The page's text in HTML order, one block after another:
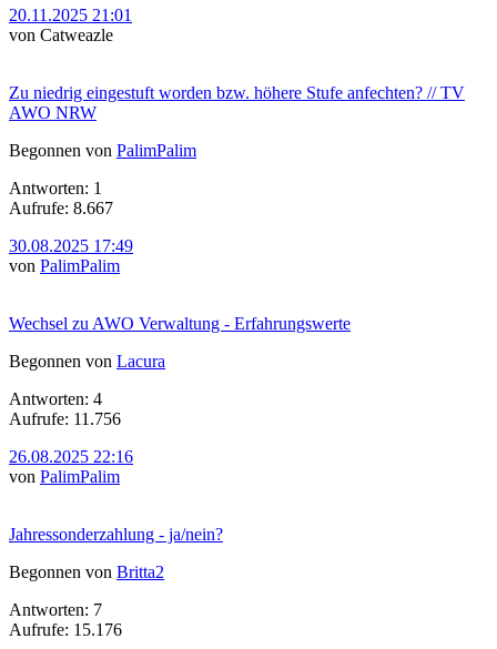
20.11.2025 21:01
von Catweazle
Zu niedrig eingestuft worden bzw. höhere Stufe anfechten? // TV
AWO NRW
Begonnen von PalimPalim
Antworten: 1
Aufrufe: 8.667
30.08.2025 17:49
von PalimPalim
Wechsel zu AWO Verwaltung - Erfahrungswerte
Begonnen von Lacura
Antworten: 4
Aufrufe: 11.756
26.08.2025 22:16
von PalimPalim
Jahressonderzahlung - ja/nein?
Begonnen von Britta2
Antworten: 7
Aufrufe: 15.176